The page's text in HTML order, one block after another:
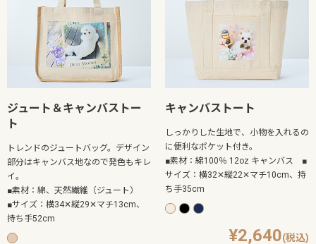
ジュート＆キャンバストー
ト
トレンドのジュートバッグ。デザイン
部分はキャンバス地なので発色もキレ
イ。
■素材：綿、天然繊維（ジュート）
■サイズ：横34✕縦29✕マチ13cm、
持ち手52cm
キャンバストート
しっかりした生地で、小物を入れるの
に便利なポケット付き。
■素材：綿100％ 12oz キャンバス ■
サイズ：横32✕縦22✕マチ10cm、持
ち手35cm
2,640